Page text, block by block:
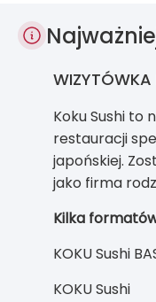
WIZYTÓWKA
Koku Sushi to
restauracji
japońskiej.
jako firma
Kilka
KOKU Sushi
KOKU Sushi